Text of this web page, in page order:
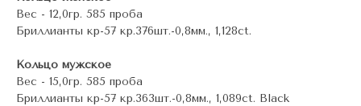
Вес - 12,0гр. 585 проба
Бриллианты кр-57 кр.376шт.-0,8мм., 1,128ct.
Кольцо мужское
Вес - 15,0гр. 585 проба
Бриллианты кр-57 кр.363шт.-0,8мм., 1,089ct. Black